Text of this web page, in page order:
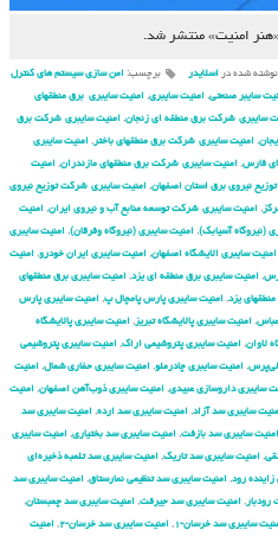
امنیت» منتشر شد.
نوشته شده در اسلایدر برچسب: امن سازی سیستم های کنترل
سایبر صنعتی, امنیت سایبری, امنیت سایبری برق منطقهای
سایبری شركت برق منطقه ای زنجان, امنیت سایبری شركت برق
, امنیت سایبری شركت برق منطقهای باختر , امنیت سایبری
فارس, امنیت سایبری شركت برق منطقهای مازندران, امنیت
نیروی برق استان اصفهان, امنیت سایبری شركت توزیع نیروی
, امنیت سایبری شركت توسعه منابع آب و نیروی ایران, امنیت
(نیروگاه آسیابک), امنیت سایبری (نیروگاه وفرقان), امنیت سایبری
امنیت سایبری الایشگاه اصفهان, امنیت سایبری ایران خودرو, امنیت
, امنیت سایبری برق منطقه ای یزد, امنیت سایبری برق منطقهای
یزد, امنیت سایبری پارس پامچال پ, امنیت سایبری پارس
, امنیت سایبری پالایشگاه تبریز , امنیت سایبری پالایشگاه
لاوان, امنیت سایبری پتروشیمی اراک, امنیت سایبری پتروشیمی
, امنیت سایبری چادرملو, امنیت سایبری حفاری شمال, امنیت
سایبری داروسازی عبیدی, امنیت سایبری ذوب‌آهن اصفهان, امنیت
سایبری سد آزاد, امنیت سایبری سد ارده, امنیت سایبری سد
امنیت سایبری سد بازفت, امنیت سایبری سد بختیاری, امنیت سایبری
, امنیت سایبری سد تاریک, امنیت سایبری سد تلمبه ذخیره‌ای
رود, امنیت سایبری سد تنظیمی نمارستاق, امنیت سایبری سد
, امنیت سایبری سد جیرفت, امنیت سایبری سد چمبستان,
سایبری سد خرسان-۱ , امنیت سایبری سد خرسان-۲ , امنیت